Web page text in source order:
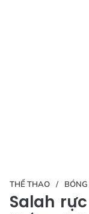
THỂ THAO
Salah